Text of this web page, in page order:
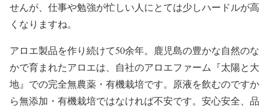
せんが、仕事や勉強が忙しい人にとては少しハードルが高
くなりますね。
アロエ製品を作り続けて50余年。鹿児島の豊かな自然のな
かで育まれたアロエは、自社のアロエファーム『太陽と大
地』での完全無農薬・有機栽培です。原液を飲むのですか
ら無添加・有機栽培ではなければ不安です。安心安全、品